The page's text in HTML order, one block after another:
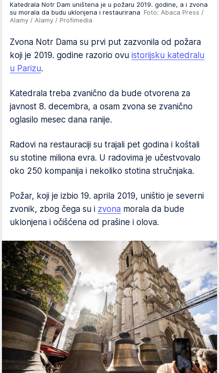
Katedrala Notr Dam uništena je u požaru 2019. godine, a i zvona
su morala da budu uklonjena i restaurirana Foto: Abaca Press /
Alamy / Alamy / Profimedia
Zvona Notr Dama su prvi put zazvonila od požara
koji je 2019. godine razorio ovu istorijsku katedralu
u Parizu.
Katedrala treba zvanično da bude otvorena za
javnost 8. decembra, a osam zvona se zvanično
oglasilo mesec dana ranije.
Radovi na restauraciji su trajali pet godina i koštali
su stotine miliona evra. U radovima je učestvovalo
oko 250 kompanija i nekoliko stotina stručnjaka.
Požar, koji je izbio 19. aprila 2019, uništio je severni
zvonik, zbog čega su i zvona morala da bude
uklonjena i očišćena od prašine i olova.